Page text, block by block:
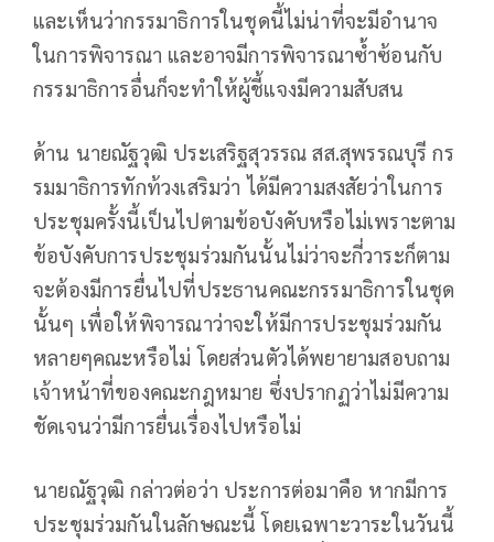
และเห็นว่ากรรมาธิการในชุดนี้ไม่น่าที่จะมีอำนาจ
ในการพิจารณา และอาจมีการพิจารณาซ้ำซ้อนกับ
กรรมาธิการอื่นก็จะทำให้ผู้ชี้แจงมีความสับสน
ด้าน นายณัฐวุฒิ ประเสริฐสุวรรณ สส.สุพรรณบุรี กร
รมมาธิการทักท้วงเสริมว่า ได้มีความสงสัยว่าในการ
ประชุมครั้งนี้เป็นไปตามข้อบังคับหรือไม่เพราะตาม
ข้อบังคับการประชุมร่วมกันนั้นไม่ว่าจะกี่วาระก็ตาม
จะต้องมีการยื่นไปที่ประธานคณะกรรมาธิการในชุด
นั้นๆ เพื่อให้พิจารณาว่าจะให้มีการประชุมร่วมกัน
หลายๆคณะหรือไม่ โดยส่วนตัวได้พยายามสอบถาม
เจ้าหน้าที่ของคณะกฎหมาย ซึ่งปรากฏว่าไม่มีความ
ชัดเจนว่ามีการยื่นเรื่องไปหรือไม่
นายณัฐวุฒิ กล่าวต่อว่า ประการต่อมาคือ หากมีการ
ประชุมร่วมกันในลักษณะนี้ โดยเฉพาะวาระในวันนี้